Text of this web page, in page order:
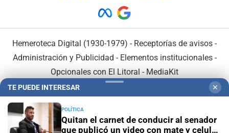
Hemeroteca Digital (1930-1979) - Receptorías de avisos -
Administración y Publicidad - Elementos institucionales-
Opcionales con El Litoral - MediaKit
TE PUEDE INTERESAR ✕
POLÍTICA
Quitan el carnet de conducir al senador
que publicó un video con mate y celular